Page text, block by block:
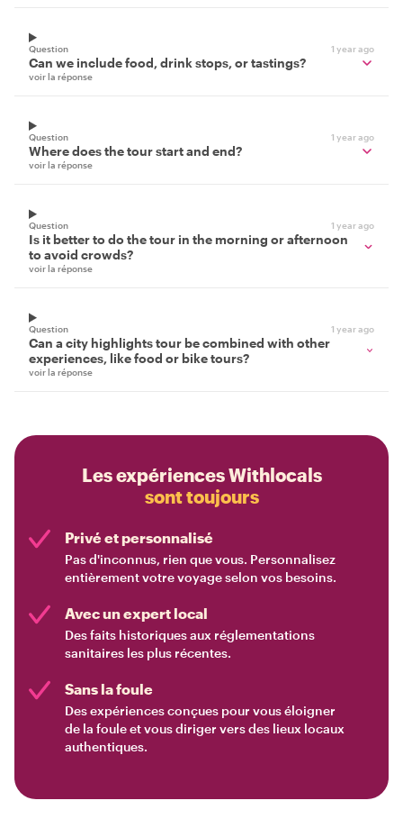
Question 1 year ago
Can we include food, drink stops, or tastings?
voir la réponse
Question 1 year ago
Where does the tour start and end?
voir la réponse
Question 1 year ago
Is it better to do the tour in the morning or afternoon
to avoid crowds?
voir la réponse
Question 1 year ago
Can a city highlights tour be combined with other
experiences, like food or bike tours?
voir la réponse
Les expériences Withlocals
sont toujours
Privé et personnalisé
Pas d'inconnus, rien que vous. Personnalisez
entièrement votre voyage selon vos besoins.
Avec un expert local
Des faits historiques aux réglementations
sanitaires les plus récentes.
Sans la foule
Des expériences conçues pour vous éloigner
de la foule et vous diriger vers des lieux locaux
authentiques.